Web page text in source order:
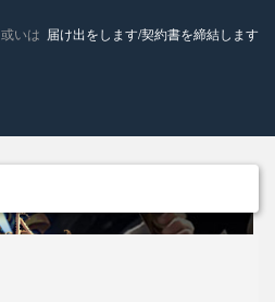
或いは 届け出をします/契約書を締結します